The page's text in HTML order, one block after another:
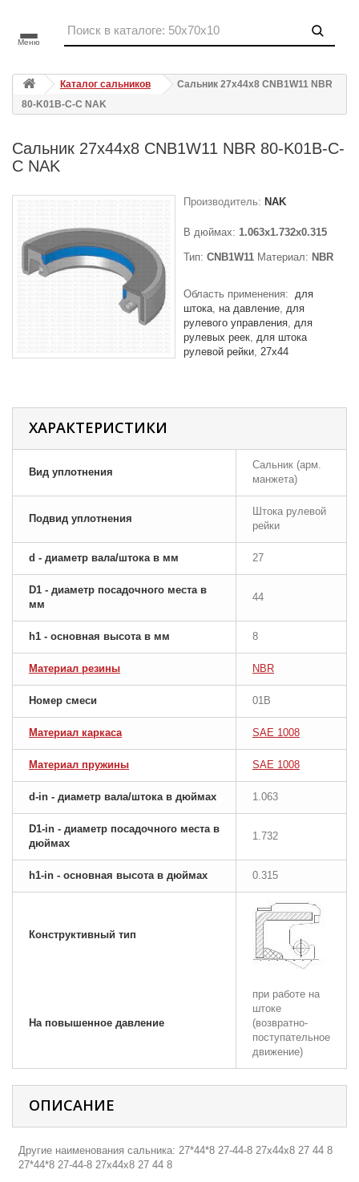
Меню
Каталог сальников
Сальник 27x44x8 CNB1W11 NBR
80-K01B-C-C NAK
Сальник 27x44x8 CNB1W11 NBR 80-K01B-C-
C NAK
Производитель: NAK
В дюймах: 1.063x1.732x0.315
Тип: CNB1W11 Материал: NBR
Область применения: для
штока на давление для
рулевого управления для
рулевых реек для штока
рулевой рейки 27x44
ХАРАКТЕРИСТИКИ
Вид уплотнения
Сальник (арм.
манжета)
Подвид уплотнения
Штока рулевой
рейки
d - диаметр вала/штока в мм 27
D1 - диаметр посадочного места в
мм
44
h1 - основная высота в мм 8
Материал резины NBR
Номер смеси 01B
Материал каркаса SAE 1008
Материал пружины SAE 1008
d-in - диаметр вала/штока в дюймах 1.063
D1-in - диаметр посадочного места в
дюймах
1.732
h1-in - основная высота в дюймах 0.315
Конструктивный тип
На повышенное давление
при работе на
штоке
(возвратно-
поступательное
движение)
ОПИСАНИЕ
Другие наименования сальника: 27*44*8 27-44-8 27х44х8 27 44 8
27*44*8 27-44-8 27х44х8 27 44 8